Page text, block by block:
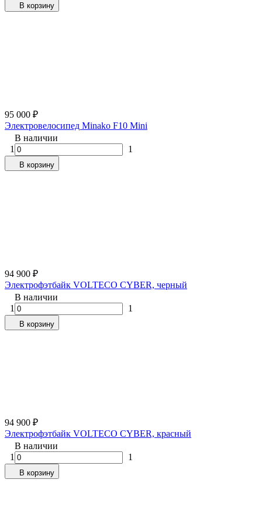
В корзину
95 000 ₽
Электровелосипед Minako F10 Mini
В наличии
1
1
В корзину
94 900 ₽
Электрофэтбайк VOLTECO CYBER, черный
В наличии
1
1
В корзину
94 900 ₽
Электрофэтбайк VOLTECO CYBER, красный
В наличии
1
1
В корзину